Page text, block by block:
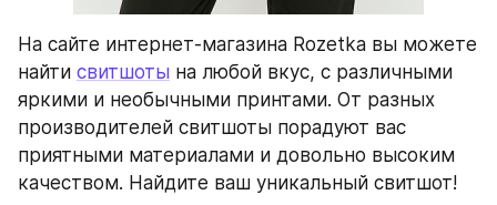
На сайте интернет-магазина Rozetka вы можете
найти свитшоты на любой вкус, с различными
яркими и необычными принтами. От разных
производителей свитшоты порадуют вас
приятными материалами и довольно высоким
качеством. Найдите ваш уникальный свитшот!